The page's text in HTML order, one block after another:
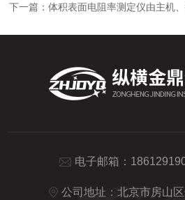
下一篇：体积表面电阻率测定仪由主机
电子邮箱：
公司地址：北京市房山